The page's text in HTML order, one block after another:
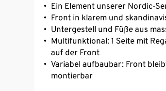
Ein Element unserer Nordic-
Front in klarem und
Untergestell und Füße aus
Multifunktional: 1 Seite mit
auf der Front
Variabel aufbaubar: Front
montierbar
Front mit Spiegel und 10